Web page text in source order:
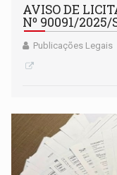
AVISO DE
Nº 90091/2025/
Publicações Legais